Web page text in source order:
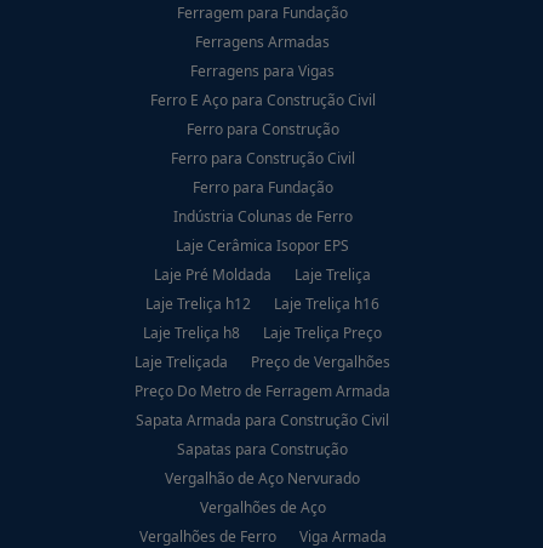
Ferragem para Fundação
Ferragens Armadas
Ferragens para Vigas
Ferro E Aço para Construção Civil
Ferro para Construção
Ferro para Construção Civil
Ferro para Fundação
Indústria Colunas de Ferro
Laje Cerâmica Isopor EPS
Laje Pré Moldada
Laje Treliça
Laje Treliça h12
Laje Treliça h16
Laje Treliça h8
Laje Treliça Preço
Laje Treliçada
Preço de Vergalhões
Preço Do Metro de Ferragem Armada
Sapata Armada para Construção Civil
Sapatas para Construção
Vergalhão de Aço Nervurado
Vergalhões de Aço
Vergalhões de Ferro
Viga Armada